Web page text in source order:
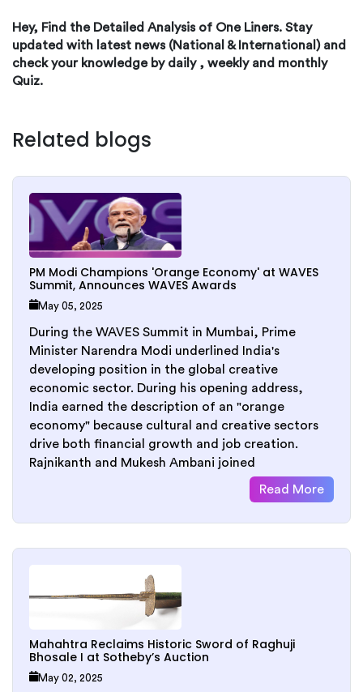
Hey, Find the Detailed Analysis of One Liners. Stay
updated with latest news (National & International) and
check your knowledge by daily , weekly and monthly
Quiz.
Related blogs
PM Modi Champions 'Orange Economy' at WAVES
Summit, Announces WAVES Awards
May 05, 2025
During the WAVES Summit in Mumbai, Prime
Minister Narendra Modi underlined India's
developing position in the global creative
economic sector. During his opening address,
India earned the description of an "orange
economy" because cultural and creative sectors
drive both financial growth and job creation.
Rajnikanth and Mukesh Ambani joined
Read More
Mahahtra Reclaims Historic Sword of Raghuji
Bhosale I at Sotheby’s Auction
May 02, 2025